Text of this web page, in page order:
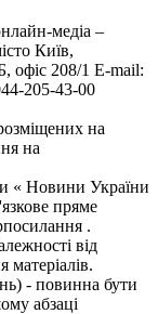
медіа –
Київ,
208/1 E-mail:
205-43-00
на
на
« Новини України
пряме
.
від
матеріалів.
- повинна бути
абзаці